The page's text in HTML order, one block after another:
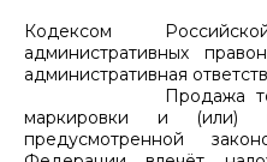
Кодексом
административных
административная
Продажа
маркировки и (или)
предусмотренной